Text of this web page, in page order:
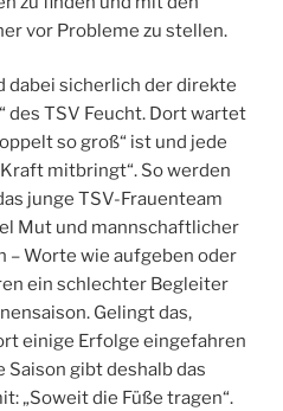
vor Probleme zu stellen.
dabei sicherlich der direkte
des TSV Feucht. Dort wartet
so groß“ ist und jede
mitbringt“. So werden
junge TSV-Frauenteam
Mut und mannschaftlicher
– Worte wie aufgeben oder
ein schlechter Begleiter
Gelingt das,
einige Erfolge eingefahren
gibt deshalb das
„Soweit die Füße tragen“.